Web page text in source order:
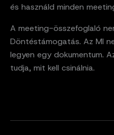
és használd minden
A meeting-összefoglaló
Döntéstámogatás. Az MI
legyen egy dokumentum.
tudja, mit kell csinálnia.